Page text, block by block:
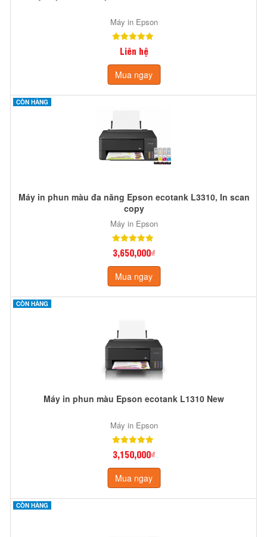
Máy in Epson
Liên hệ
Mua ngay
CÒN HÀNG
Máy in phun màu đa năng Epson ecotank L3310, In scan
copy
Máy in Epson
3,650,000₫
Mua ngay
CÒN HÀNG
Máy in phun màu Epson ecotank L1310 New
Máy in Epson
3,150,000₫
Mua ngay
CÒN HÀNG